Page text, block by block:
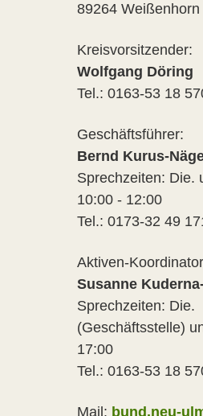
89264 Weißenhorn
Kreisvorsitzender:
Wolfgang Döring
Tel.: 0163-53 18
Geschäftsführer:
Bernd Kurus-
Sprechzeiten: Die.
10:00 - 12:00
Tel.: 0173-32 49
Aktiven-
Susanne
Sprechzeiten: Die.
(Geschäftsstelle)
17:00
Tel.: 0163-53 18
Mail: bund.neu-